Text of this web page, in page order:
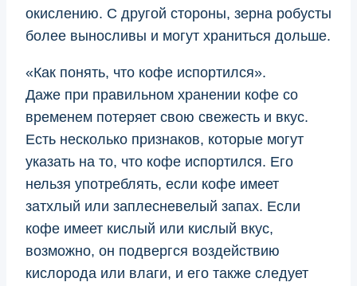
окислению. С другой стороны, зерна робусты
более выносливы и могут храниться дольше.
«Как понять, что кофе испортился».
Даже при правильном хранении кофе со
временем потеряет свою свежесть и вкус.
Есть несколько признаков, которые могут
указать на то, что кофе испортился. Его
нельзя употреблять, если кофе имеет
затхлый или заплесневелый запах. Если
кофе имеет кислый или кислый вкус,
возможно, он подвергся воздействию
кислорода или влаги, и его также следует